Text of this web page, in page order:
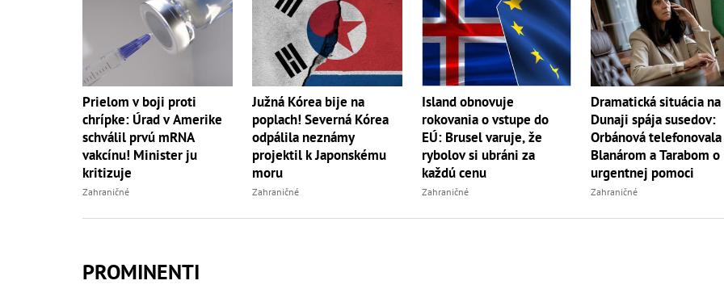
Prielom v boji proti
chrípke: Úrad v Amerike
schválil prvú mRNA
vakcínu! Minister ju
kritizuje
Zahraničné
Južná Kórea bije na
poplach! Severná Kórea
odpálila neznámy
projektil k Japonskému
moru
Zahraničné
Island obnovuje
rokovania o vstupe do
EÚ: Brusel varuje, že
rybolov si ubráni za
každú cenu
Zahraničné
Dramatická situácia na
Dunaji spája susedov:
Orbánová telefonovala
Blanárom a Tarabom o
urgentnej pomoci
Zahraničné
PROMINENTI